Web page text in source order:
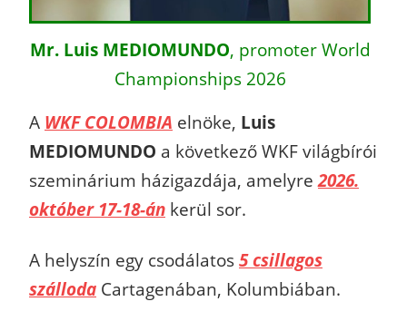
Mr. Luis MEDIOMUNDO, promoter World
Championships 2026
A WKF COLOMBIA elnöke, Luis
MEDIOMUNDO a következő WKF világbírói
szeminárium házigazdája, amelyre2026.
október 17-18-án kerül sor.
A helyszín egy csodálatos 5 csillagos
szálloda Cartagenában, Kolumbiában.